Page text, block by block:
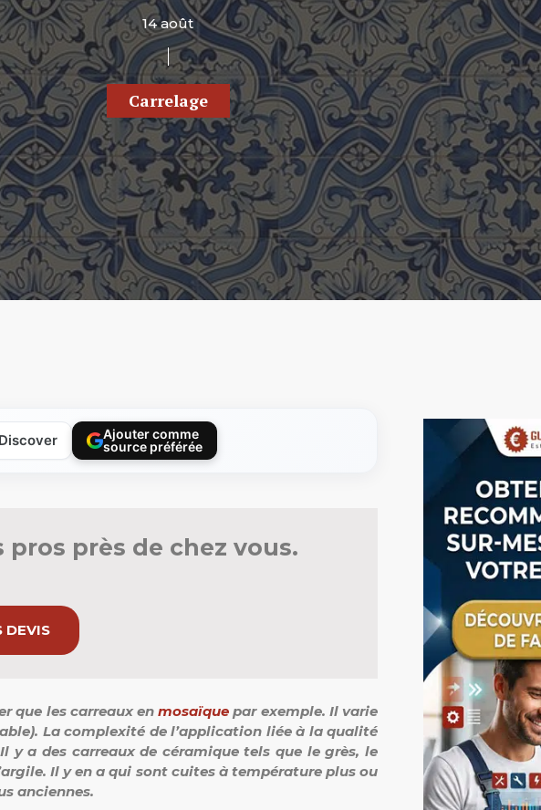
14 août
Carrelage
Discover
Ajouter comme
source préférée
pros près de chez vous.
DEVIS
que les carreaux enmosaïque par exemple. Il varie
La complexité de l’application liée à la qualité
a des carreaux de céramique tels que le grès, le
Il y en a qui sont cuites à température plus ou
anciennes.